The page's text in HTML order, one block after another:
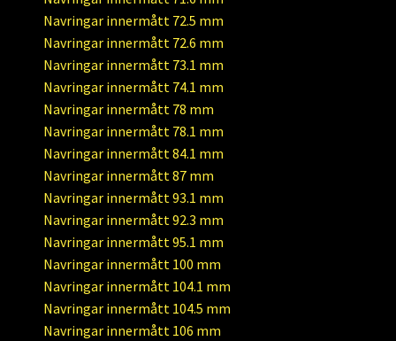
Navringar innermått 72.5 mm
Navringar innermått 72.6 mm
Navringar innermått 73.1 mm
Navringar innermått 74.1 mm
Navringar innermått 78 mm
Navringar innermått 78.1 mm
Navringar innermått 84.1 mm
Navringar innermått 87 mm
Navringar innermått 93.1 mm
Navringar innermått 92.3 mm
Navringar innermått 95.1 mm
Navringar innermått 100 mm
Navringar innermått 104.1 mm
Navringar innermått 104.5 mm
Navringar innermått 106 mm